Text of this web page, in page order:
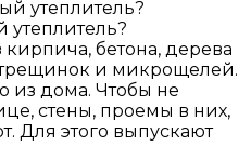
утеплитель?
бетона, дерева
и микрощелей.
из дома. Чтобы не
стены, проемы в них,
Для этого выпускают